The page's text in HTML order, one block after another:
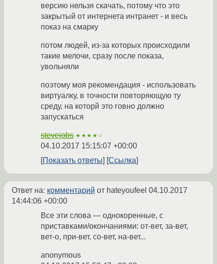
версию нельзя скачать, потому что это
закрытый от интернета интранет - и весь
показ на смарку
потом людей, из-за которых происходили
такие мелочи, сразу после показа,
увольняли
поэтому моя рекомендация - использовать
виртуалку, в точности повторяющую ту
среду, на которй это говно должно
запускаться
stevejobs ★★★★☆
04.10.2017 15:15:07 +00:00
Показать ответы
Ссылка
Ответ на: комментарий от hateyoufeel 04.10.2017
14:44:06 +00:00
Все эти слова — однокоренные, с
приставками/окончаниями: от-вет, за-вет,
вет-о, при-вет, со-вет, на-вет...
anonymous